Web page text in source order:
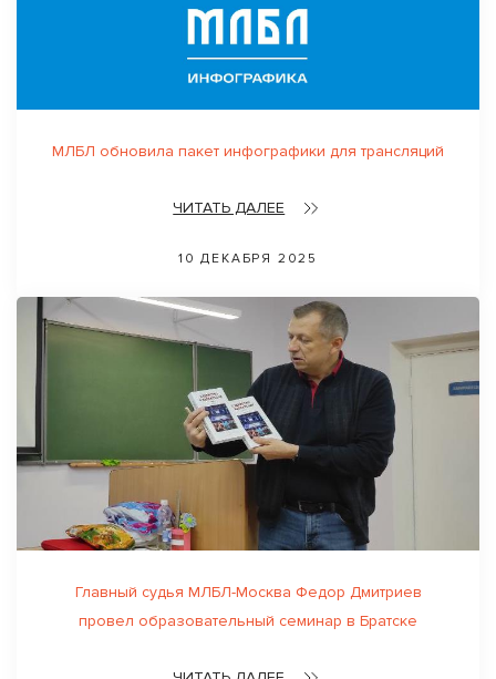
МЛБЛ обновила пакет инфографики для трансляций
ЧИТАТЬ ДАЛЕЕ
10 ДЕКАБРЯ 2025
Главный судья МЛБЛ-Москва Федор Дмитриев
провел образовательный семинар в Братске